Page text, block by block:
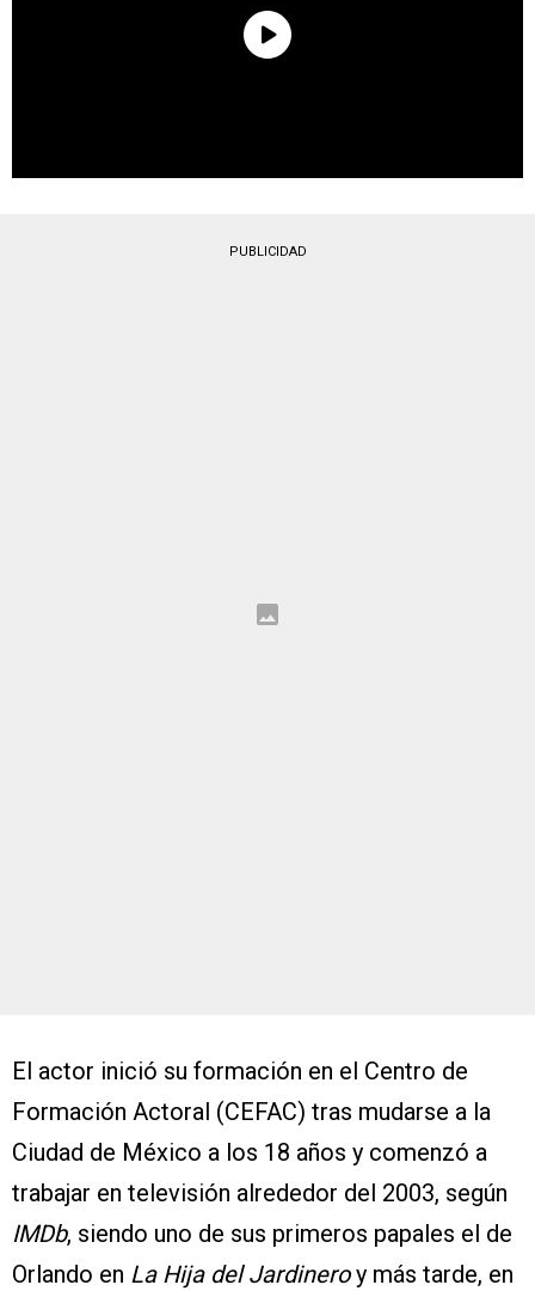
PUBLICIDAD
El actor inició su formación en el Centro de
Formación Actoral (CEFAC) tras mudarse a la
Ciudad de México a los 18 años y comenzó a
trabajar en televisión alrededor del 2003, según
IMDb, siendo uno de sus primeros papales el de
Orlando en La Hija del Jardineroy más tarde, en